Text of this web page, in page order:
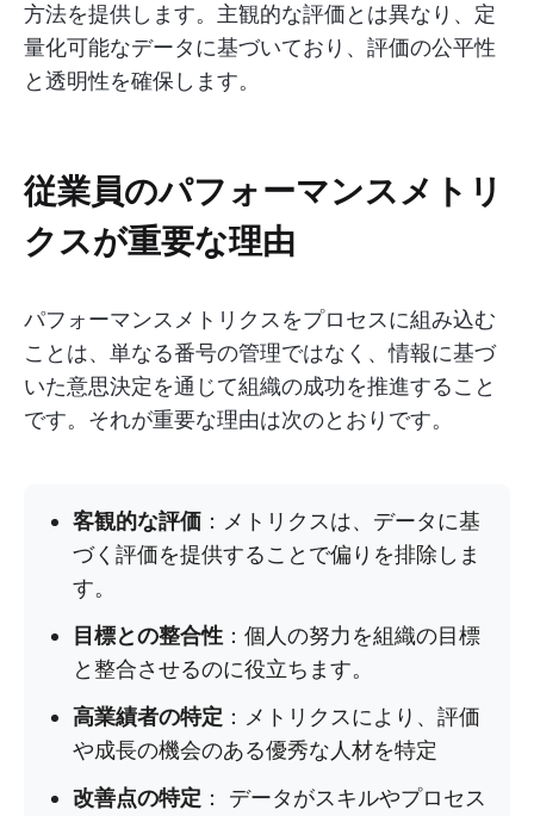
方法を提供します。主観的な評価とは異なり、定
量化可能なデータに基づいており、評価の公平性
と透明性を確保します。
従業員のパフォーマンスメトリ
クスが重要な理由
パフォーマンスメトリクスをプロセスに組み込む
ことは、単なる番号の管理ではなく、情報に基づ
いた意思決定を通じて組織の成功を推進すること
です。それが重要な理由は次のとおりです。
客観的な評価 ：メトリクスは、データに基
づく評価を提供することで偏りを排除しま
す。
目標との整合性 ：個人の努力を組織の目標
と整合させるのに役立ちます。
高業績者の特定 ：メトリクスにより、評価
や成長の機会のある優秀な人材を特定
改善点の特定 ： データがスキルやプロセス